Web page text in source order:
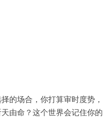
的场合，你打算审时度势，
由命？这个世界会记住你的